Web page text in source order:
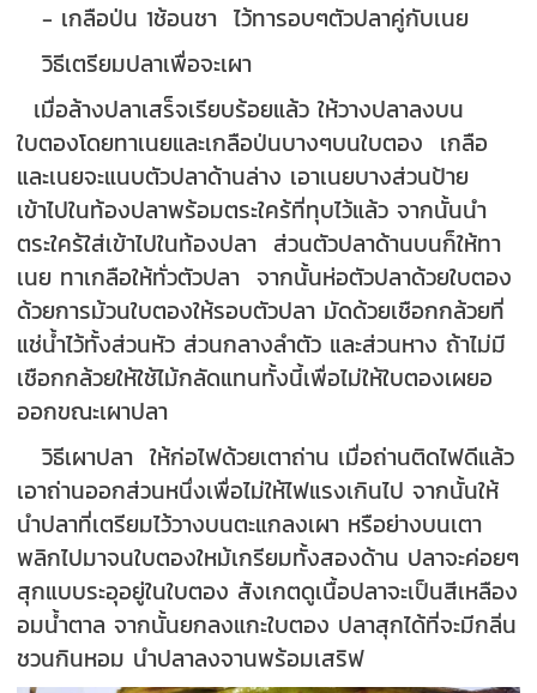
- เกลือป่น 1ช้อนชา ไว้ทารอบๆตัวปลาคู่กับเนย
วิธีเตรียมปลาเพื่อจะเผา
เมื่อล้างปลาเสร็จเรียบร้อยแล้ว ให้วางปลาลงบน
ใบตองโดยทาเนยและเกลือป่นบางๆบนใบตอง เกลือ
และเนยจะแนบตัวปลาด้านล่าง เอาเนยบางส่วนป้าย
เข้าไปในท้องปลาพร้อมตระใคร้ที่ทุบไว้แล้ว จากนั้นนำ
ตระใคร้ใส่เข้าไปในท้องปลา ส่วนตัวปลาด้านบนก็ให้ทา
เนย ทาเกลือให้ทั่วตัวปลา จากนั้นห่อตัวปลาด้วยใบตอง
ด้วยการม้วนใบตองให้รอบตัวปลา มัดด้วยเชือกกล้วยที่
แช่น้ำไว้ทั้งส่วนหัว ส่วนกลางลำตัว และส่วนหาง ถ้าไม่มี
เชือกกล้วยให้ใช้ไม้กลัดแทนทั้งนี้เพื่อไม่ให้ใบตองเผยอ
ออกขณะเผาปลา
วิธีเผาปลา ให้ก่อไฟด้วยเตาถ่าน เมื่อถ่านติดไฟดีแล้ว
เอาถ่านออกส่วนหนึ่งเพื่อไม่ให้ไฟแรงเกินไป จากนั้นให้
นำปลาที่เตรียมไว้วางบนตะแกลงเผา หรือย่างบนเตา
พลิกไปมาจนใบตองใหม้เกรียมทั้งสองด้าน ปลาจะค่อยๆ
สุกแบบระอุอยู่ในใบตอง สังเกตดูเนื้อปลาจะเป็นสีเหลือง
อมน้ำตาล จากนั้นยกลงแกะใบตอง ปลาสุกได้ที่จะมีกลิ่น
ชวนกินหอม นำปลาลงจานพร้อมเสริฟ